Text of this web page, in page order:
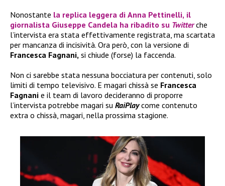
Nonostante la replica leggera di Anna Pettinelli, il
giornalista Giuseppe Candela ha ribadito su Twitterche
l’intervista era stata effettivamente registrata, ma scartata
per mancanza di incisività. Ora però, con la versione di
Francesca Fagnani, si chiude (forse) la faccenda.
Non ci sarebbe stata nessuna bocciatura per contenuti, solo
limiti di tempo televisivo. E magari chissà se Francesca
Fagnani e il team di lavoro decideranno di proporre
l’intervista potrebbe magari su RaiPlaycome contenuto
extra o chissà, magari, nella prossima stagione.